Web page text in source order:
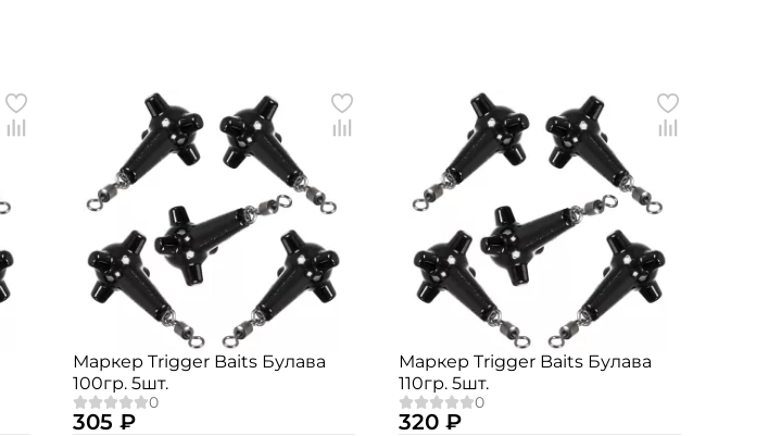
Маркер Trigger Baits Булава
100гр. 5шт.
305 ₽
Маркер Trigger Baits Булава
110гр. 5шт.
320 ₽